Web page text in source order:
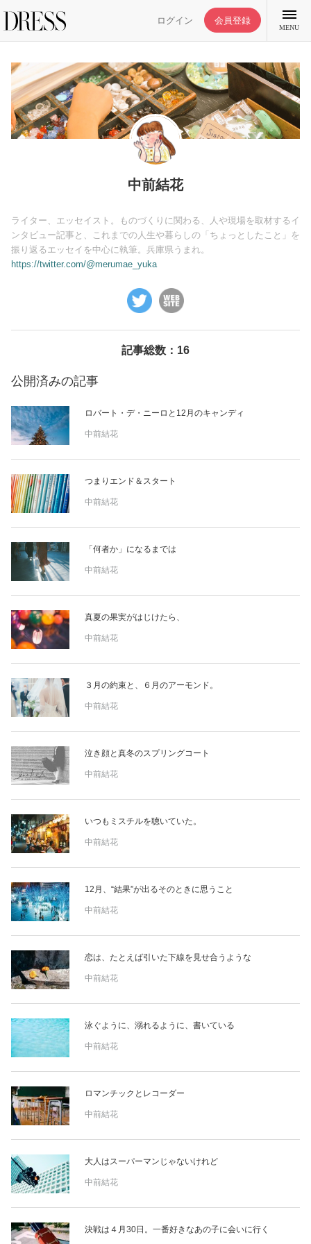
ログイン 会員登録
MENU
特集記事
ライフスタイル
ファッション
恋愛/結婚/離婚
ワークスタイル
妊娠/出産/家族
ココロ/カラダ
グルメ
トラベル
カルチャー/エンタメ
占い
性と愛
ゲーム
中前結花
ライター、エッセイスト。ものづくりに関わる、人や現場を取材するイ
ンタビュー記事と、これまでの人生や暮らしの「ちょっとしたこと」を
振り返るエッセイを中心に執筆。兵庫県うまれ。
https://twitter.com/@merumae_yuka
記事総数：16
公開済みの記事
ロバート・デ・ニーロと12月のキャンディ
中前結花
つまりエンド＆スタート
中前結花
「何者か」になるまでは
中前結花
真夏の果実がはじけたら、
中前結花
３月の約束と、６月のアーモンド。
中前結花
泣き顔と真冬のスプリングコート
中前結花
いつもミスチルを聴いていた。
中前結花
12月、“結果”が出るそのときに思うこと
中前結花
恋は、たとえば引いた下線を見せ合うような
中前結花
泳ぐように、溺れるように、書いている
中前結花
ロマンチックとレコーダー
中前結花
大人はスーパーマンじゃないけれど
中前結花
決戦は４月30日。一番好きなあの子に会いに行く